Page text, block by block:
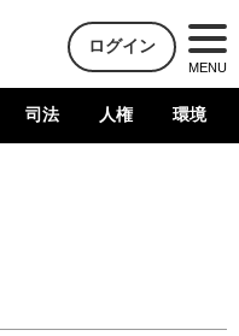
ログイン
MENU
司法 人権 環境